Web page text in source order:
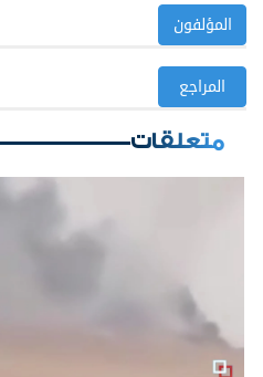
المؤلفون
المراجع
متعلقات